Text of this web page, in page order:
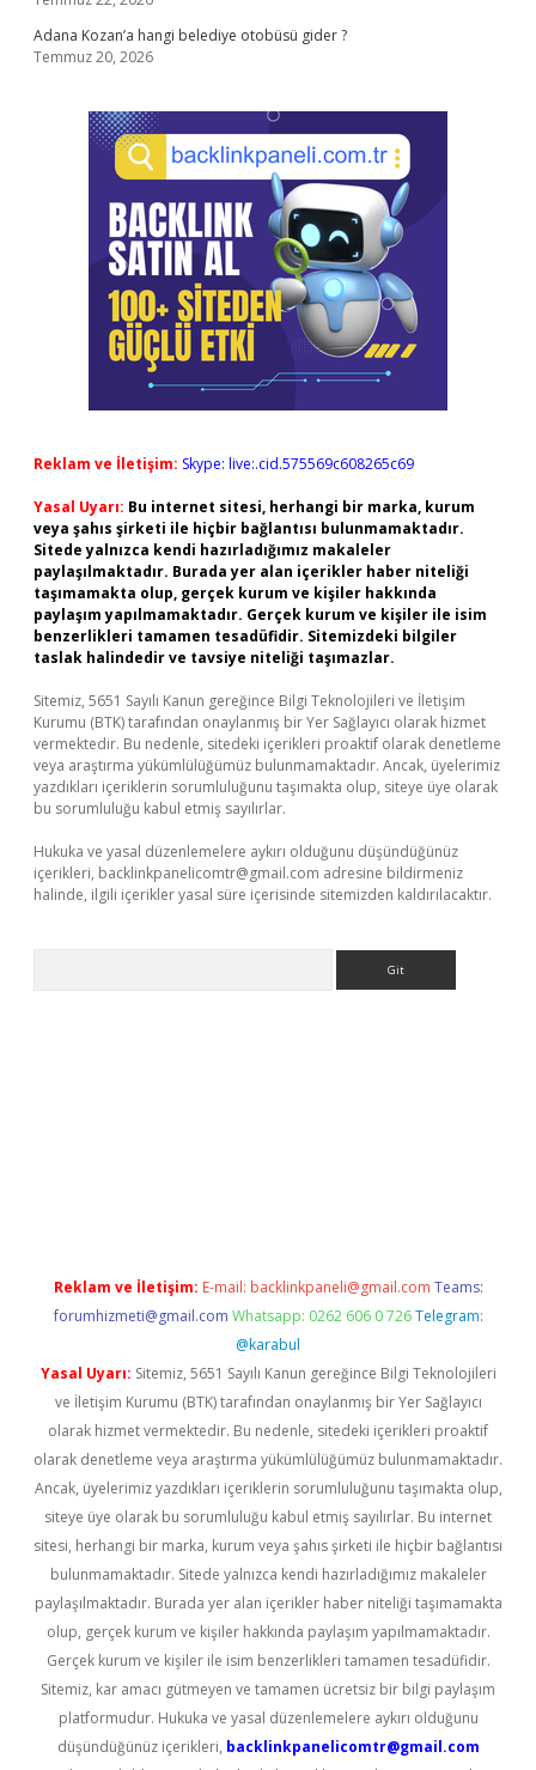
Adana Kozan’a hangi belediye otobüsü gider ?
Temmuz 20, 2026
Reklam ve İletişim: Skype: live:.cid.575569c608265c69
Yasal Uyarı: Bu internet sitesi, herhangi bir marka, kurum
veya şahıs şirketi ile hiçbir bağlantısı bulunmamaktadır.
Sitede yalnızca kendi hazırladığımız makaleler
paylaşılmaktadır. Burada yer alan içerikler haber niteliği
taşımamakta olup, gerçek kurum ve kişiler hakkında
paylaşım yapılmamaktadır. Gerçek kurum ve kişiler ile isim
benzerlikleri tamamen tesadüfidir. Sitemizdeki bilgiler
taslak halindedir ve tavsiye niteliği taşımazlar.
Sitemiz, 5651 Sayılı Kanun gereğince Bilgi Teknolojileri ve İletişim
Kurumu (BTK) tarafından onaylanmış bir Yer Sağlayıcı olarak hizmet
vermektedir. Bu nedenle, sitedeki içerikleri proaktif olarak denetleme
veya araştırma yükümlülüğümüz bulunmamaktadır. Ancak, üyelerimiz
yazdıkları içeriklerin sorumluluğunu taşımakta olup, siteye üye olarak
bu sorumluluğu kabul etmiş sayılırlar.
Hukuka ve yasal düzenlemelere aykırı olduğunu düşündüğünüz
içerikleri, backlinkpanelicomtr@gmail.com adresine bildirmeniz
halinde, ilgili içerikler yasal süre içerisinde sitemizden kaldırılacaktır.
Reklam ve İletişim: E-mail: backlinkpaneli@gmail.com Teams:
forumhizmeti@gmail.com Whatsapp: 0262 606 0 726 Telegram:
@karabul
Yasal Uyarı: Sitemiz, 5651 Sayılı Kanun gereğince Bilgi Teknolojileri
ve İletişim Kurumu (BTK) tarafından onaylanmış bir Yer Sağlayıcı
olarak hizmet vermektedir. Bu nedenle, sitedeki içerikleri proaktif
olarak denetleme veya araştırma yükümlülüğümüz bulunmamaktadır.
Ancak, üyelerimiz yazdıkları içeriklerin sorumluluğunu taşımakta olup,
siteye üye olarak bu sorumluluğu kabul etmiş sayılırlar. Bu internet
sitesi, herhangi bir marka, kurum veya şahıs şirketi ile hiçbir bağlantısı
bulunmamaktadır. Sitede yalnızca kendi hazırladığımız makaleler
paylaşılmaktadır. Burada yer alan içerikler haber niteliği taşımamakta
olup, gerçek kurum ve kişiler hakkında paylaşım yapılmamaktadır.
Gerçek kurum ve kişiler ile isim benzerlikleri tamamen tesadüfidir.
Sitemiz, kar amacı gütmeyen ve tamamen ücretsiz bir bilgi paylaşım
platformudur. Hukuka ve yasal düzenlemelere aykırı olduğunu
düşündüğünüz içerikleri, backlinkpanelicomtr@gmail.com